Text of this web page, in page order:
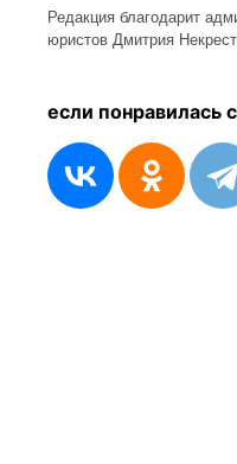
Редакция благодарит
юристов Дмитрия
если понравилась